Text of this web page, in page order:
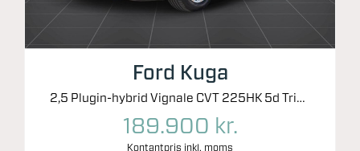
Ford Kuga
2,5 Plugin-hybrid Vignale CVT 225HK 5d Trinl. Gear
189.900 kr.
Kontantpris inkl. moms